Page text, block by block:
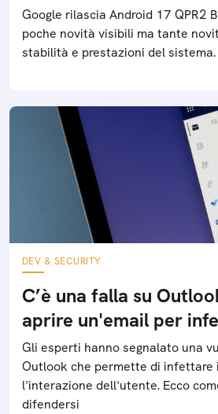
Google rilascia Android 17 QPR2
poche novità visibili ma tante
stabilità e prestazioni del sistema.
DEV & SECURITY
C’è una falla su
aprire un'email per
Gli esperti hanno segnalato una
Outlook che permette di infettare
l'interazione dell'utente. Ecco
difendersi